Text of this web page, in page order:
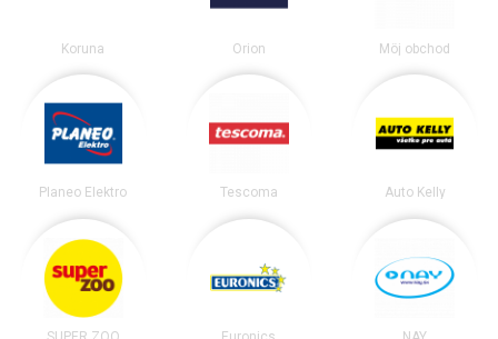
Koruna Orion Môj obchod
Planeo Elektro Tescoma Auto Kelly